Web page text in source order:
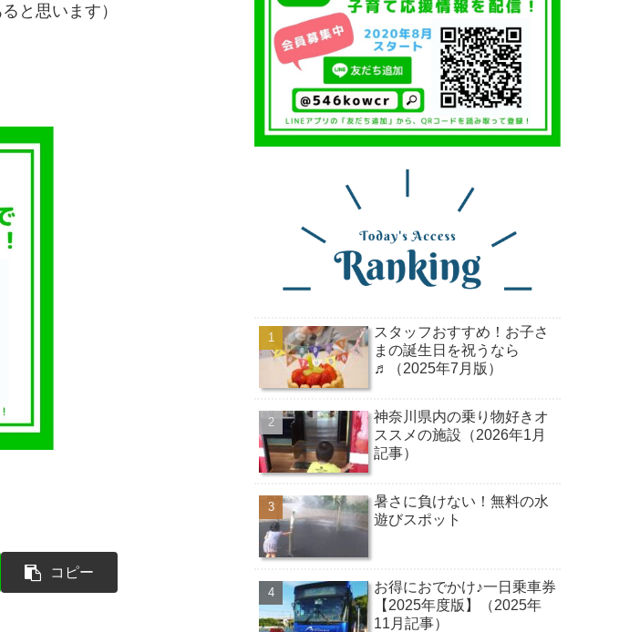
と思います）
コピー
スタッフおすすめ！お子さ
まの誕生日を祝うなら
♬（2025年7月版）
神奈川県内の乗り物好きオ
ススメの施設（2026年1月
記事）
暑さに負けない！無料の水
遊びスポット
お得におでかけ♪一日乗車券
【2025年度版】（2025年
11月記事）